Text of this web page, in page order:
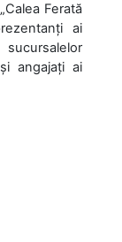
Ferată
ai
angajați ai